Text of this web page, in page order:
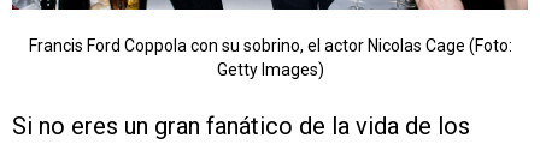
Francis Ford Coppola con su sobrino, el actor Nicolas Cage (Foto:
Getty Images)
Si no eres un gran fanático de la vida de los